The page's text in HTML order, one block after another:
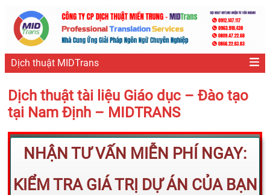
Dịch thuật MIDTrans
Dịch thuật tài liệu Giáo dục – Đào tạo
tại Nam Định – MIDTRANS
NHẬN TƯ VẤN MIỄN PHÍ NGAY:
KIỂM TRA GIÁ TRỊ DỰ ÁN CỦA BẠN